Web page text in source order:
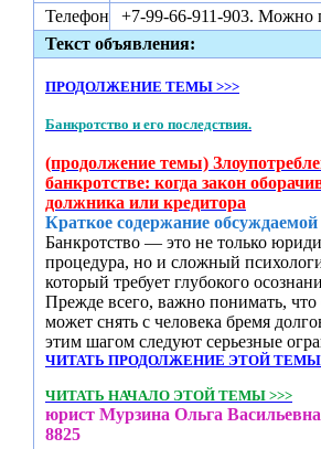
Телефон
+7-99-66-911-903. Можно
Текст объявления:
ПРОДОЛЖЕНИЕ ТЕМЫ >>>
Банкротство и его последствия.
(продолжение темы)
банкротстве: когда закон
должника или кредитора
Краткое содержание
Банкротство — это не только
процедура, но и сложный
который требует глубокого
Прежде всего, важно понимать, что
может снять с человека бремя
этим шагом следуют серьезные
ЧИТАТЬ ПРОДОЛЖЕНИЕ ЭТОЙ ТЕМЫ
ЧИТАТЬ НАЧАЛО ЭТОЙ ТЕМЫ >>>
юрист Мурзина Ольга
8825